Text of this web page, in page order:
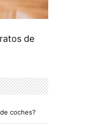
de
coches?